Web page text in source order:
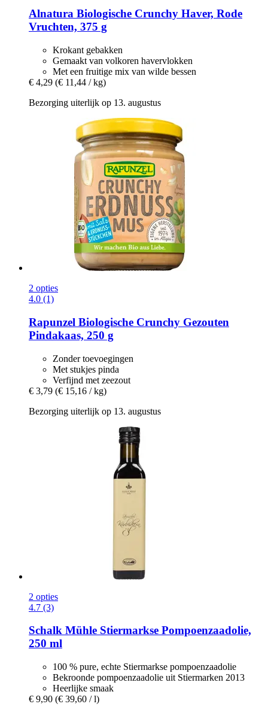
Alnatura Biologische Crunchy Haver, Rode
Vruchten, 375 g
Krokant gebakken
Gemaakt van volkoren havervlokken
Met een fruitige mix van wilde bessen
€ 4,29 (€ 11,44 / kg)
Bezorging uiterlijk op 13. augustus
2 opties
4.0 (1)
Rapunzel Biologische Crunchy Gezouten
Pindakaas, 250 g
Zonder toevoegingen
Met stukjes pinda
Verfijnd met zeezout
€ 3,79 (€ 15,16 / kg)
Bezorging uiterlijk op 13. augustus
2 opties
4.7 (3)
Schalk Mühle Stiermarkse Pompoenzaadolie,
250 ml
100 % pure, echte Stiermarkse pompoenzaadolie
Bekroonde pompoenzaadolie uit Stiermarken 2013
Heerlijke smaak
€ 9,90 (€ 39,60 / l)